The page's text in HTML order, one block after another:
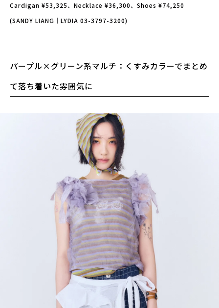
Cardigan ¥53,325、Necklace ¥36,300、Shoes ¥74,250
(SANDY LIANG｜LYDIA 03-3797-3200)
パープル×グリーン系マルチ：くすみカラーでまとめ
て落ち着いた雰囲気に